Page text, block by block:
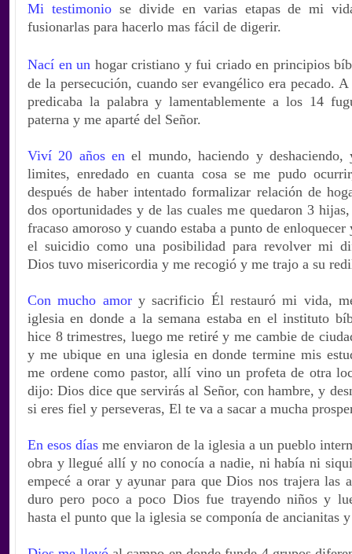
Mi testimoniose divide en varias etapas de mi
fusionarlas para hacerlo mas fácil de digerir.
Nací en un hogar cristiano y fui criado en principios
de la persecución, cuando ser evangélico era pecado.
predicaba la palabra y lamentablemente a los 14
paterna y me aparté del Señor.
Viví 20 años en el mundo, haciendo y
limites, enredado en cuanta cosa se me pudo
después de haber intentado formalizar relación de
dos oportunidades y de las cuales me quedaron 3
fracaso amoroso y cuando estaba a punto de enloquecer
el suicidio como una posibilidad para revolver mi
Dios tuvo misericordia y me recogió y me trajo a su
Con mucho amory sacrificio Él restauró mi vida,
iglesia en donde a la semana estaba en el instituto
hice 8 trimestres, luego me retiré y me cambie de
y me ubique en una iglesia en donde termine mis
me ordene como pastor, allí vino un profeta de otra
dijo: Dios dice que servirás al Señor, con hambre, y
si eres fiel y perseveras, El te va a sacar a mucha
En esos días me enviaron de la iglesia a un pueblo
obra y llegué allí y no conocía a nadie, ni había ni
empecé a orar y ayunar para que Dios nos trajera las
duro pero poco a poco Dios fue trayendo niños y
hasta el punto que la iglesia se componía de ancianitas